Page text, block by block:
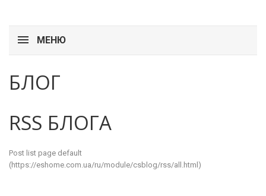
МЕНЮ
БЛОГ
RSS БЛОГА
Post list page default
(https://eshome.com.ua/ru/module/csblog/rss/all.html )